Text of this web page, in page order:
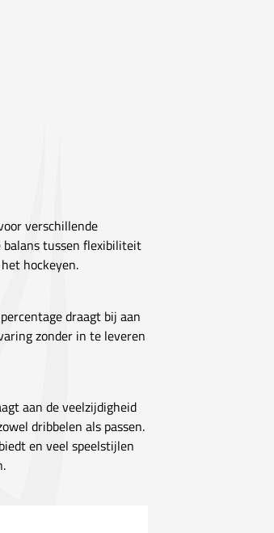
verschillende
tussen flexibiliteit
hockeyen.
draagt bij aan
zonder in te leveren
aan de veelzijdigheid
dribbelen als passen.
en veel speelstijlen